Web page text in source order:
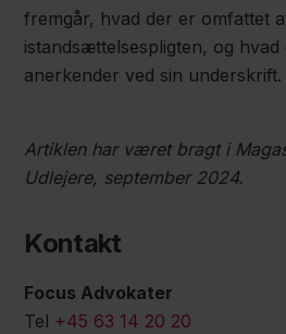
fremgår, hvad der er omfattet
istandsættelsespligten, og hvad
anerkender ved sin underskrift.
Artiklen har været bragt i
Udlejere, september 2024.
Kontakt
Focus Advokater
Tel +45 63 14 20 20